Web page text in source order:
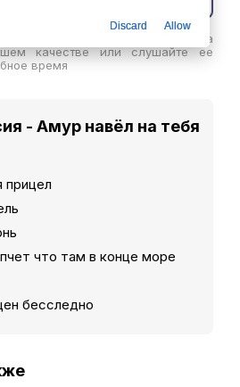
песню Асия - Амур навёл на
качестве или слушайте ее
время
- Амур навёл на тебя
прицел
что там в конце море
бесследно
Discard Allow